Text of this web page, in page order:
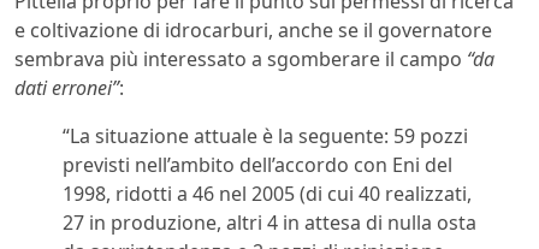
e coltivazione di idrocarburi, anche se il governatore
sembrava più interessato a sgomberare il campo “da
dati erronei”:
“La situazione attuale è la seguente: 59 pozzi
previsti nell’ambito dell’accordo con Eni del
1998, ridotti a 46 nel 2005 (di cui 40 realizzati,
27 in produzione, altri 4 in attesa di nulla osta